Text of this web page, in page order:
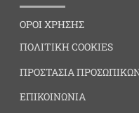
ΟΡΟΙ ΧΡΗΣΗΣ
ΠΟΛΙΤΙΚΗ COOKIES
ΠΡΟΣΤΑΣΙΑ
ΕΠΙΚΟΙΝΩΝΙΑ